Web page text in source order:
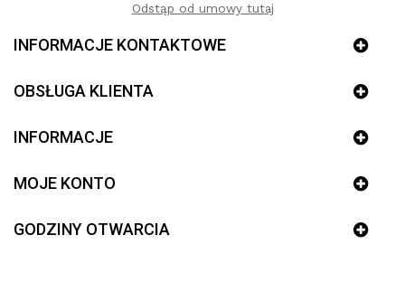
Odstąp od umowy tutaj
INFORMACJE KONTAKTOWE
OBSŁUGA KLIENTA
INFORMACJE
MOJE KONTO
GODZINY OTWARCIA